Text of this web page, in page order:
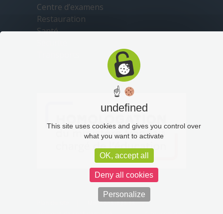
Centre d’examens
Restauration
Santé
Mentions légales
☝
undefined
This site uses cookies and gives you control over
what you want to activate
OK, accept all
Deny all cookies
Personalize